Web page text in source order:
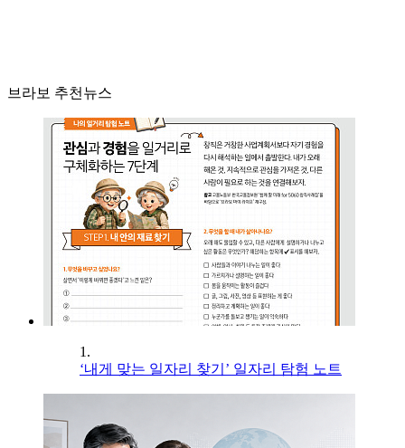
브라보 추천뉴스
1.
‘내게 맞는 일자리 찾기’ 일자리 탐험 노트